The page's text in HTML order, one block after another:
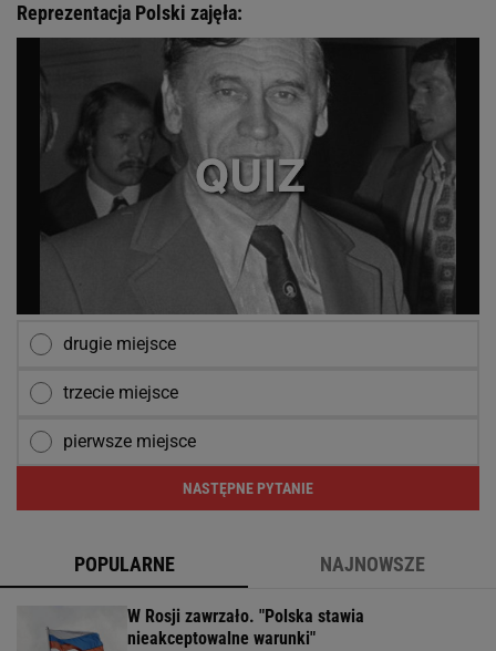
Reprezentacja Polski zajęła:
drugie miejsce
trzecie miejsce
pierwsze miejsce
NASTĘPNE PYTANIE
POPULARNE NAJNOWSZE
W Rosji zawrzało. "Polska stawia
nieakceptowalne warunki"